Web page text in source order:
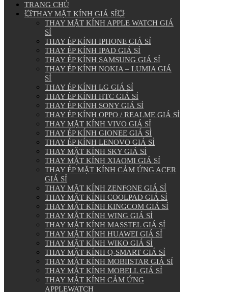
TRANG CHỦ
💥THAY MẶT KÍNH GIÁ SỈ💥
THAY MẶT KÍNH APPLE WATCH GIÁ
SỈ
THAY ÉP KÍNH IPHONE GIÁ SỈ
THAY ÉP KÍNH IPAD GIÁ SỈ
THAY ÉP KÍNH SAMSUNG GIÁ SỈ
THAY ÉP KÍNH NOKIA – LUMIA GIÁ
SỈ
THAY ÉP KÍNH LG GIÁ SỈ
THAY ÉP KÍNH HTC GIÁ SỈ
THAY ÉP KÍNH SONY GIÁ SỈ
THAY ÉP KÍNH OPPO / REALME GIÁ SỈ
THAY MẶT KÍNH VIVO GIÁ SỈ
THAY ÉP KÍNH GIONEE GIÁ SỈ
THAY ÉP KÍNH LENOVO GIÁ SỈ
THAY MẶT KÍNH SKY GIÁ SỈ
THAY MẶT KÍNH XIAOMI GIÁ SỈ
THAY ÉP MẶT KÍNH CẢM ỨNG ACER
GIÁ SỈ
THAY MẶT KÍNH ZENFONE GIÁ SỈ
THAY MẶT KÍNH COOLPAD GIÁ SỈ
THAY MẶT KÍNH KINGCOM GIÁ SỈ
THAY MẶT KÍNH WING GIÁ SỈ
THAY MẶT KÍNH MASSTEL GIÁ SỈ
THAY MẶT KÍNH HUAWEI GIÁ SỈ
THAY MẶT KÍNH WIKO GIÁ SỈ
THAY MẶT KÍNH Q-SMART GIÁ SỈ
THAY MẶT KÍNH MOBIISTAR GIÁ SỈ
THAY MẶT KÍNH MOBELL GIÁ SỈ
THAY MẶT KÍNH CẢM ỨNG
APPLEWATCH